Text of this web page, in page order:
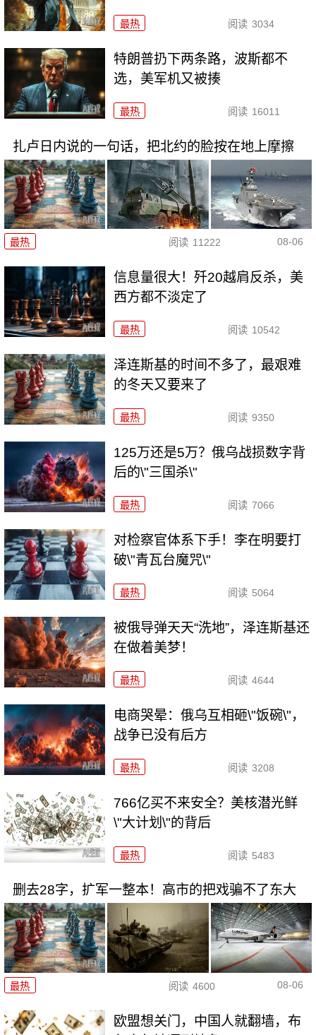
最热 阅读 3034
特朗普扔下两条路，波斯都不
选，美军机又被揍
最热 阅读 16011
扎卢日内说的一句话，把北约的脸按在地上摩擦
最热 阅读 11222 08-06
信息量很大！歼20越肩反杀，美
西方都不淡定了
最热 阅读 10542
泽连斯基的时间不多了，最艰难
的冬天又要来了
最热 阅读 9350
125万还是5万？俄乌战损数字背
后的\"三国杀\"
最热 阅读 7066
对检察官体系下手！李在明要打
破\"青瓦台魔咒\"
最热 阅读 5064
被俄导弹天天“洗地”，泽连斯基还
在做着美梦！
最热 阅读 4644
电商哭晕：俄乌互相砸\"饭碗\"，
战争已没有后方
最热 阅读 3208
766亿买不来安全？美核潜光鲜
\"大计划\"的背后
最热 阅读 5483
删去28字，扩军一整本！高市的把戏骗不了东大
最热 阅读 4600 08-06
欧盟想关门，中国人就翻墙，布